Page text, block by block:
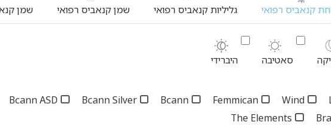
קנאביס רפואי
גליליות קנאביס רפואי שמן קנאביס רפואי שמן
סאטיבה היברידי
Wind
Femmican
Bcann
Bcann Silver
Bcann ASD
The Elements